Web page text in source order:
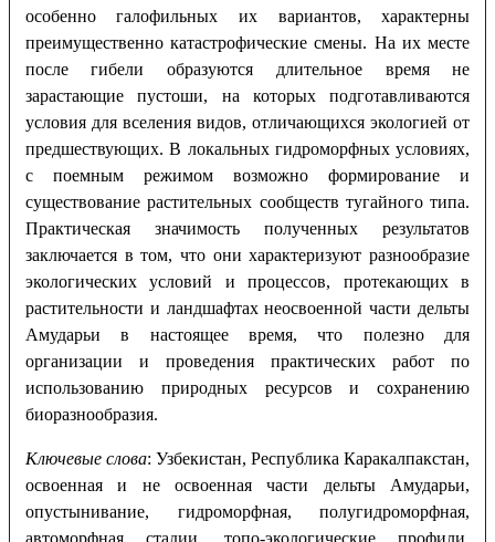
особенно галофильных их вариантов, характерны
преимущественно катастрофические смены. На их месте
после гибели образуются длительное время не
зарастающие пустоши, на которых подготавливаются
условия для вселения видов, отличающихся экологией от
предшествующих. В локальных гидроморфных условиях,
с поемным режимом возможно формирование и
существование растительных сообществ тугайного типа.
Практическая значимость полученных результатов
заключается в том, что они характеризуют разнообразие
экологических условий и процессов, протекающих в
растительности и ландшафтах неосвоенной части дельты
Амударьи в настоящее время, что полезно для
организации и проведения практических работ по
использованию природных ресурсов и сохранению
биоразнообразия.
Ключевые слова: Узбекистан, Республика Каракалпакстан,
освоенная и не освоенная части дельты Амударьи,
опустынивание, гидроморфная, полугидроморфная,
автоморфная стадии, топо-экологические профили,